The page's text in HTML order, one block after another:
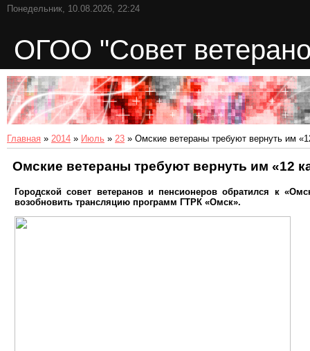
Понедельник, 10.08.2026, 22:24
ОГОО "Совет
Главная » 2014 » Июль » 23 » Омские ветераны требуют вернуть им
Омские ветераны требуют вернуть им «12
Городской совет ветеранов и пенсионеров обратился к
возобновить трансляцию программ ГТРК «Омск».